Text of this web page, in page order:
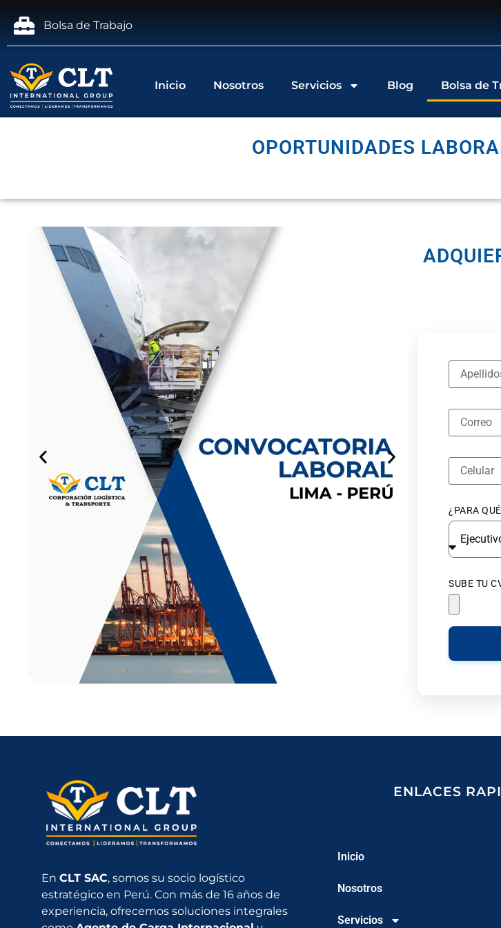
Bolsa de Trabajo
Inicio Nosotros Servicios Blog Bolsa de
OPORTUNIDADES
¿PARA
SUBE TU
EnCLT SAC, somos su socio logístico
estratégico en Perú. Con más de 16 años de
experiencia, ofrecemos soluciones integrales
ENLACES
Inicio
Nosotros
Servicios